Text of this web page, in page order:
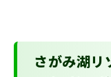
さがみ湖リ